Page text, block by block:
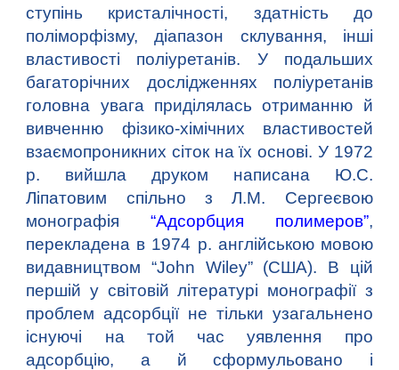
ступінь кристалічності, здатність до
поліморфізму, діапазон склування, інші
властивості поліуретанів. У подальших
багаторічних дослідженнях поліуретанів
головна увага приділялась отриманню й
вивченню фізико-хімічних властивостей
взаємопроникних сіток на їх основі. У 1972
р. вийшла друком написана Ю.С.
Ліпатовим спільно з Л.М. Сергеєвою
монографія
“Адсорбция полимеров”,
перекладена в 1974 р. англійською мовою
видавництвом “John Wiley” (США). В цій
першій у світовій літературі монографії з
проблем адсорбції не тільки узагальнено
існуючі на той час уявлення про
адсорбцію, а й сформульовано і